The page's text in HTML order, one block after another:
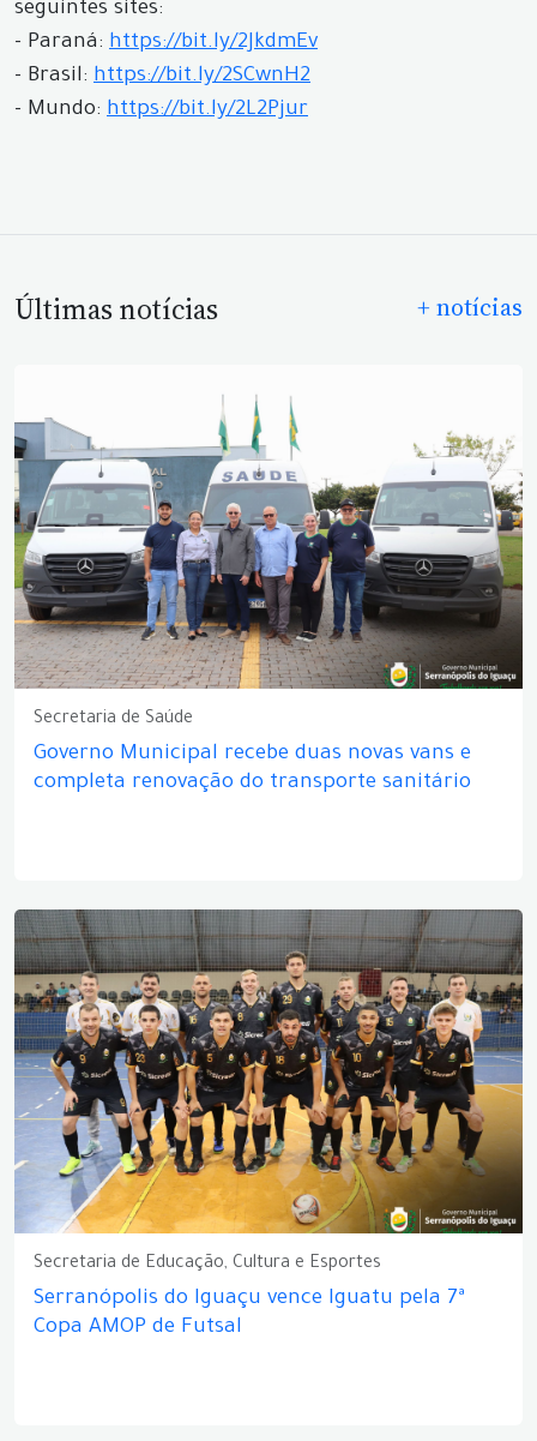
seguintes sites:
- Paraná: https://bit.ly/2JkdmEv
- Brasil: https://bit.ly/2SCwnH2
- Mundo: https://bit.ly/2L2Pjur
Últimas notícias + notícias
Secretaria de Saúde
Governo Municipal recebe duas novas vans e
completa renovação do transporte sanitário
Secretaria de Educação, Cultura e Esportes
Serranópolis do Iguaçu vence Iguatu pela 7ª
Copa AMOP de Futsal